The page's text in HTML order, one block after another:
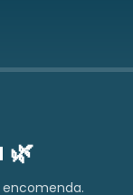
encomenda.